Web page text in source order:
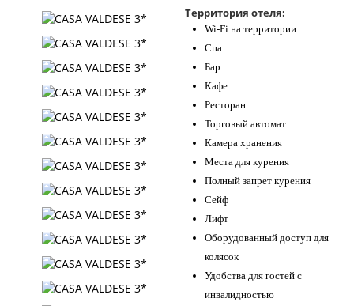
Территория отеля:
Wi-Fi на территории
Спа
Бар
Кафе
Ресторан
Торговый автомат
Камера хранения
Места для курения
Полный запрет курения
Сейф
Лифт
Оборудованный доступ для
колясок
Удобства для гостей с
инвалидностью